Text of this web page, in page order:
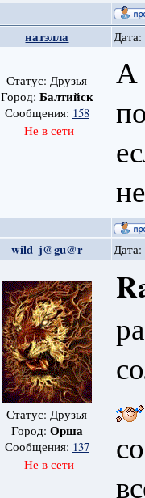
натэлла Дата:
Статус: Друзья
Город: Балтийск
Сообщения: 158
Не в сети
А
wild_j@gu@r Дата:
Статус: Друзья
Город: Орша
Сообщения: 137
Не в сети